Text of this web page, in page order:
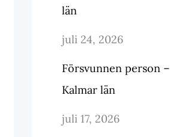
län
juli 24, 2026
Försvunnen person –
Kalmar län
juli 17, 2026